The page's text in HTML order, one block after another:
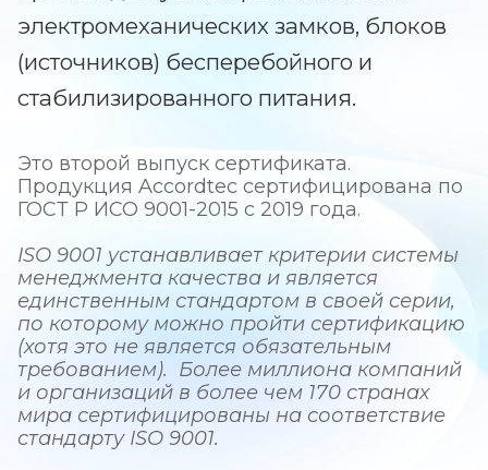
электромеханических замков, блоков
(источников) бесперебойного и
стабилизированного питания.
Это второй выпуск сертификата.
Продукция Accordtec сертифицирована по
ГОСТ Р ИСО 9001-2015 с 2019 года.
ISO 9001 устанавливает критерии системы
менеджмента качества и является
единственным стандартом в своей серии,
по которому можно пройти сертификацию
(хотя это не является обязательным
требованием). Более миллиона компаний
и организаций в более чем 170 странах
мира сертифицированы на соответствие
стандарту ISO 9001.